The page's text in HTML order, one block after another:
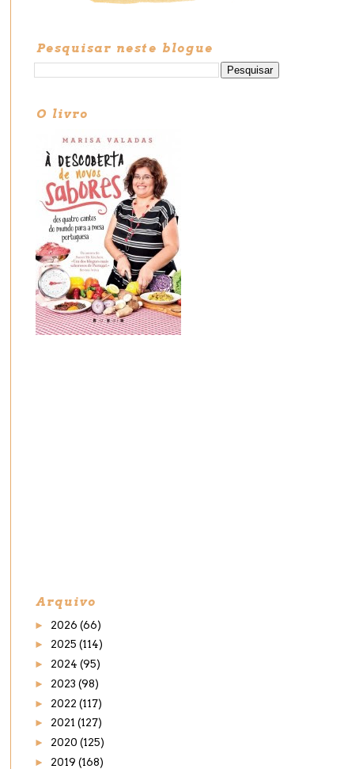
Pesquisar neste blogue
O livro
Arquivo
► 2026 (66)
► 2025 (114)
► 2024 (95)
► 2023 (98)
► 2022 (117)
► 2021 (127)
► 2020 (125)
► 2019 (168)